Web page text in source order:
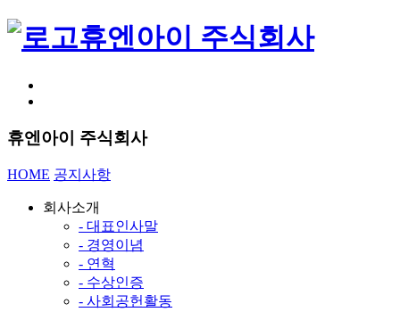
휴엔아이 주식회사
휴엔아이 주식회사
HOME 공지사항
회사소개
- 대표인사말
- 경영이념
- 연혁
- 수상인증
- 사회공헌활동